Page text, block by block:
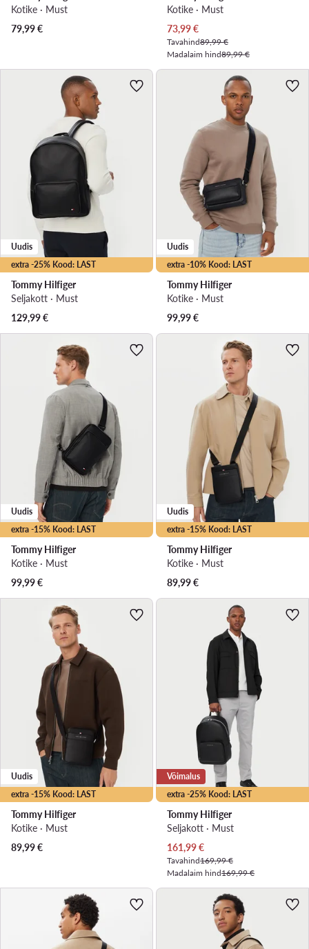
Kotike · Must
79,99€
Kotike · Must
Praegune hind
73,99€
Tavahind89,99 €
Madalaim hind89,99 €
extra -25% Kood: LAST
Uudis
Tommy Hilfiger
Seljakott · Must
129,99€
extra -10% Kood: LAST
Uudis
Tommy Hilfiger
Kotike · Must
99,99€
extra -15% Kood: LAST
Uudis
Tommy Hilfiger
Kotike · Must
99,99€
extra -15% Kood: LAST
Uudis
Tommy Hilfiger
Kotike · Must
89,99€
extra -15% Kood: LAST
Uudis
Tommy Hilfiger
Kotike · Must
89,99€
extra -25% Kood: LAST
Võimalus
Tommy Hilfiger
Seljakott · Must
Praegune hind
161,99€
Tavahind169,99 €
Madalaim hind169,99 €